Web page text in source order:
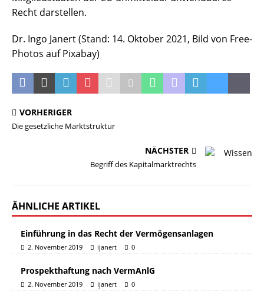
Recht darstellen.
Dr. Ingo Janert (Stand: 14. Oktober 2021, Bild von Free-
Photos auf Pixabay)
VORHERIGER
Die gesetzliche Marktstruktur
NÄCHSTER
Begriff des Kapitalmarktrechts
ÄHNLICHE ARTIKEL
Einführung in das Recht der Vermögensanlagen
2. November 2019 ijanert 0
Prospekthaftung nach VermAnlG
2. November 2019 ijanert 0